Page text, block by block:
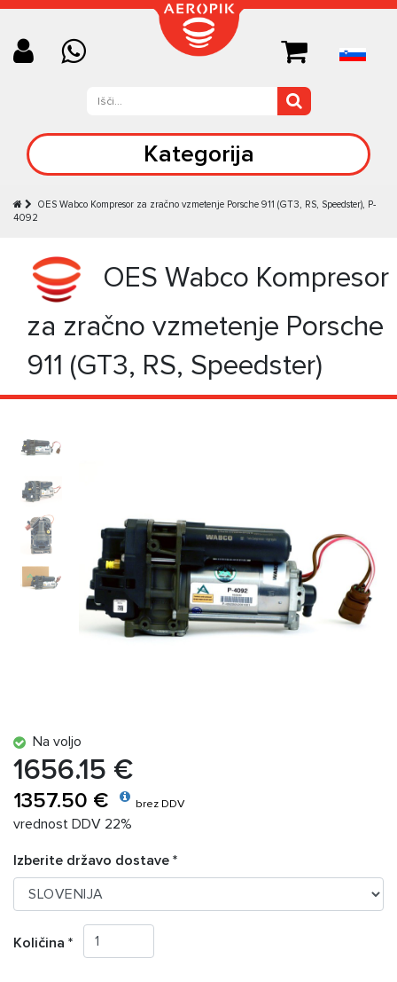
Kategorija
OES Wabco Kompresor za zračno vzmetenje Porsche 911 (GT3, RS, Speedster), P-
4092
OES Wabco Kompresor
za zračno vzmetenje Porsche
911 (GT3, RS, Speedster)
Na voljo
1656.15 €
1357.50 € brez DDV
vrednost DDV 22%
Izberite državo dostave *
Količina *